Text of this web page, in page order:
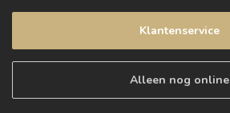
Klantenservice
Alleen nog online